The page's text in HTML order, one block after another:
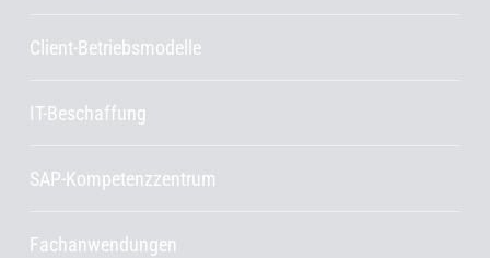
Client-Betriebsmodelle
IT-Beschaffung
SAP-Kompetenzzentrum
Fachanwendungen